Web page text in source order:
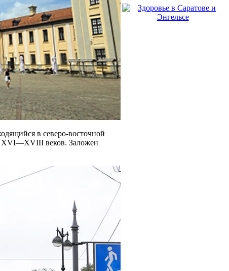
в северо-восточной
XVI—XVIII веков. Заложен